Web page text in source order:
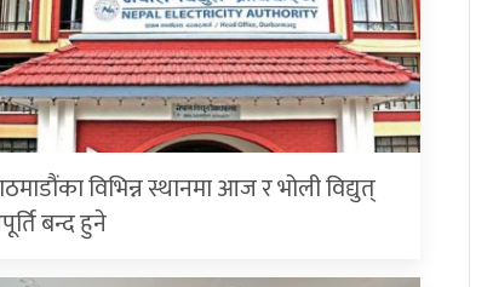
विभिन्न स्थानमा आज र भोली विद्युत्
बन्द हुने